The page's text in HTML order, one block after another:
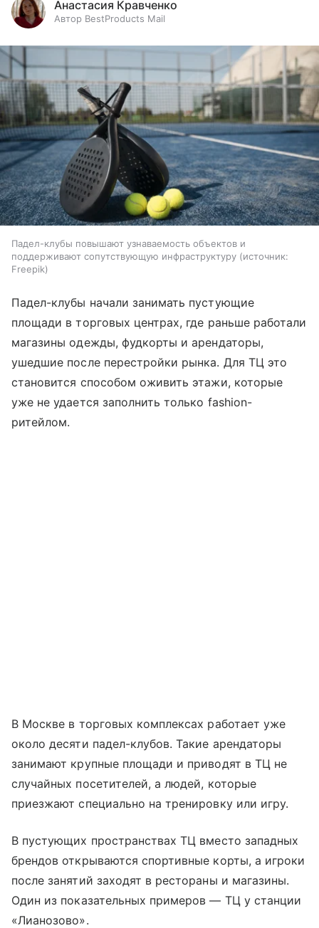
Анастасия Кравченко
Автор BestProducts Mail
Падел-клубы повышают узнаваемость объектов и
поддерживают сопутствующую инфраструктуру
источник:
Freepik
Падел-клубы начали занимать пустующие
площади в торговых центрах, где раньше работали
магазины одежды, фудкорты и арендаторы,
ушедшие после перестройки рынка. Для ТЦ это
становится способом оживить этажи, которые
уже не удается заполнить только fashion-
ритейлом.
В Москве в торговых комплексах работает уже
около десяти падел-клубов. Такие арендаторы
занимают крупные площади и приводят в ТЦ не
случайных посетителей, а людей, которые
приезжают специально на тренировку или игру.
В пустующих пространствах ТЦ вместо западных
брендов открываются спортивные корты, а игроки
после занятий заходят в рестораны и магазины.
Один из показательных примеров — ТЦ у станции
«Лианозово».